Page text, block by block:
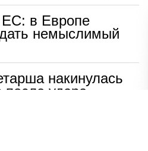
в Европе
немыслимый
накинулась
после удара